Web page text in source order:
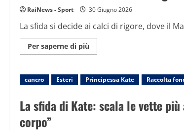
RaiNews - Sport 30 Giugno 2026
La sfida si decide ai calci di rigore, dove il
Per saperne di più
informazioni
Marocco
batte
l’Olanda
la
sintesi
cancro Esteri Principessa Kate Raccolta
La sfida di Kate: scala le vette
corpo”